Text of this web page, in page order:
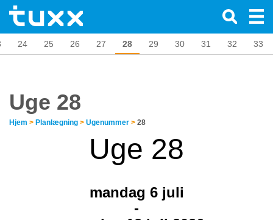
24 25 26 27 28 29 30 31 32 33
Uge 28
Hjem > Planlægning > Ugenummer > 28
Uge 28
mandag 6 juli
-